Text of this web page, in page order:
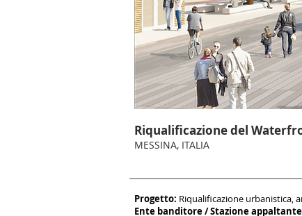
Riqualificazione del
MESSINA, ITALIA
Progetto: Riqualificazione urbanistica,
Ente banditore / Stazione